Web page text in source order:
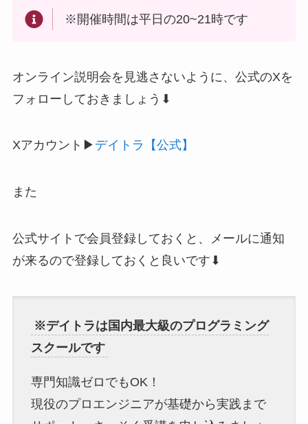
※開催時間は平日の20~21時です
オンライン説明会を見逃さないように、公式のXを
フォローしておきましょう⬇︎
Xアカウント▶︎ デイトラ【公式】
また
公式サイトで会員登録しておくと、メールに通知
が来るので登録しておくと良いです⬇︎
※デイトラは国内最大級のプログラミング
スクールです
専門知識ゼロでもOK！
現役のプロエンジニアが基礎から実践まで